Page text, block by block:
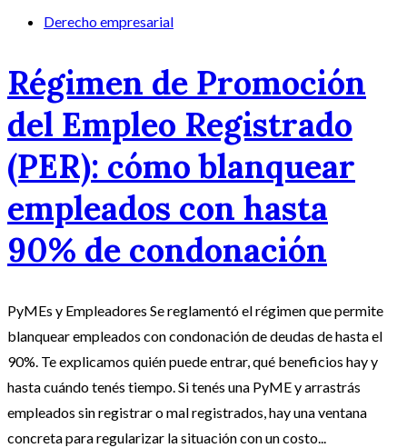
Derecho empresarial
Régimen de Promoción
del Empleo Registrado
(PER): cómo blanquear
empleados con hasta
90% de condonación
PyMEs y Empleadores Se reglamentó el régimen que permite
blanquear empleados con condonación de deudas de hasta el
90%. Te explicamos quién puede entrar, qué beneficios hay y
hasta cuándo tenés tiempo. Si tenés una PyME y arrastrás
empleados sin registrar o mal registrados, hay una ventana
concreta para regularizar la situación con un costo...